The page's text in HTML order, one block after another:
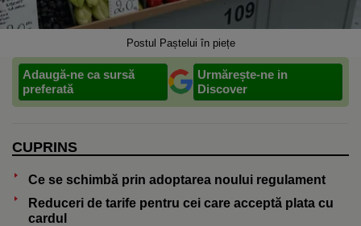
Postul Paștelui în piețe
Adaugă-ne ca sursă
preferată
Urmărește-ne in
Discover
CUPRINS
Ce se schimbă prin adoptarea noului regulament
Reduceri de tarife pentru cei care acceptă plata cu
cardul